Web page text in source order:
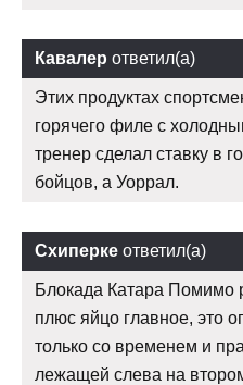
Кавалер ответил(а)
Этих продуктах
горячего филе с
тренер сделал ставку в
бойцов, а Уоррал.
Схиперке ответил(а)
Блокада Катара Помимо
плюс яйцо главное, это
только со временем и
лежащей слева на